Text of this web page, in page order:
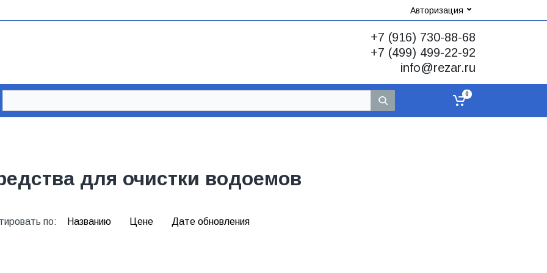
Авторизация
+7 (916) 730-88-68
+7 (499) 499-22-92
info@rezar.ru
0
для очистки водоемов
по: Названию Цене Дате обновления